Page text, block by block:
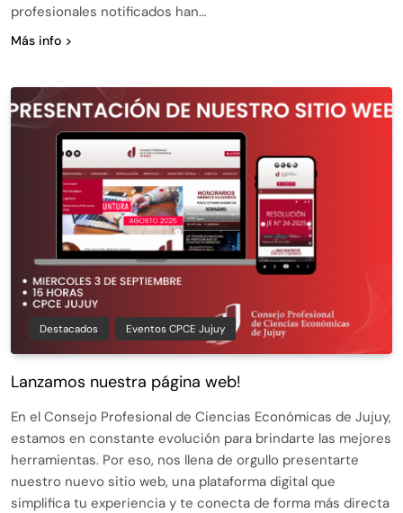
profesionales notificados han…
Más info
Destacados Eventos CPCE Jujuy
Lanzamos nuestra página web!
En el Consejo Profesional de Ciencias Económicas de Jujuy,
estamos en constante evolución para brindarte las mejores
herramientas. Por eso, nos llena de orgullo presentarte
nuestro nuevo sitio web, una plataforma digital que
simplifica tu experiencia y te conecta de forma más directa